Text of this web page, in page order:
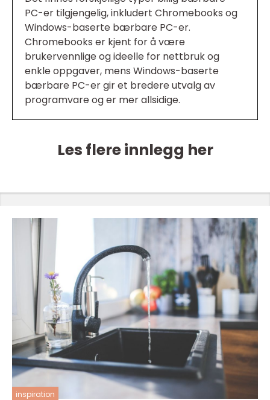
PC-er tilgjengelig, inkludert Chromebooks og
Windows-baserte bærbare PC-er.
Chromebooks er kjent for å være
brukervennlige og ideelle for nettbruk og
enkle oppgaver, mens Windows-baserte
bærbare PC-er gir et bredere utvalg av
programvare og er mer allsidige.
Les flere innlegg her
inspiration